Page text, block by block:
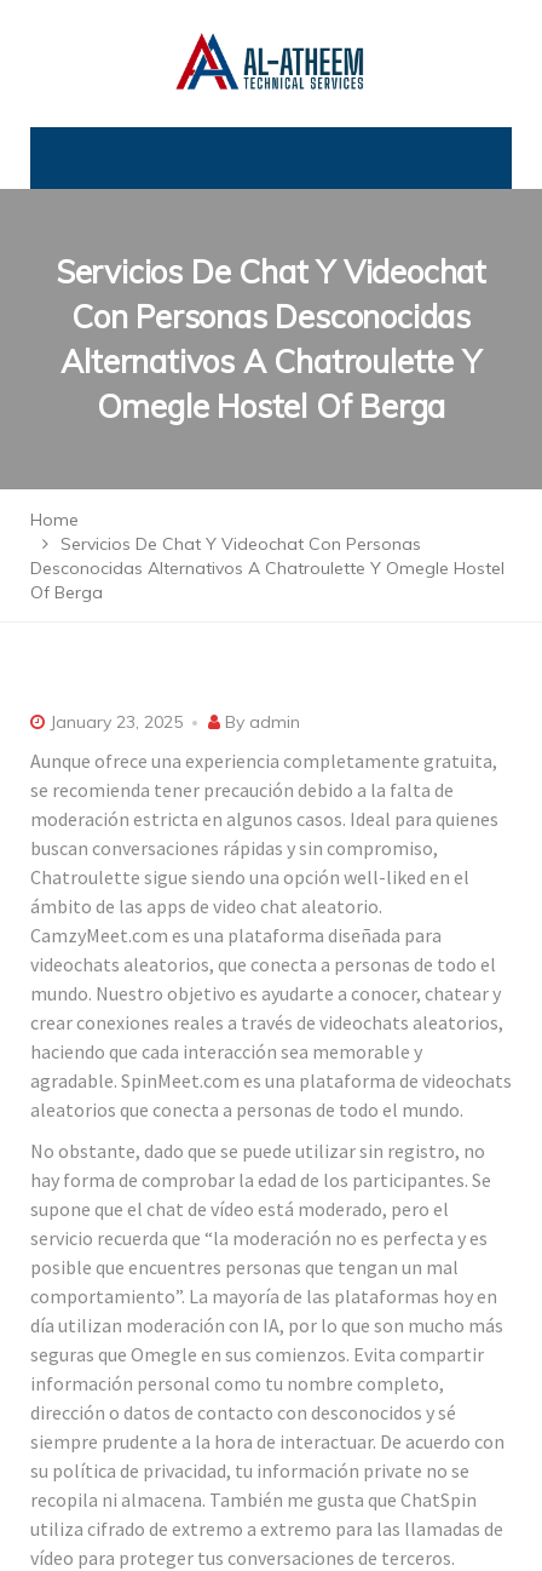
Servicios De Chat Y Videochat
Con Personas Desconocidas
Alternativos A Chatroulette Y
Omegle Hostel Of Berga
Home
Servicios De Chat Y Videochat Con Personas
Desconocidas Alternativos A Chatroulette Y Omegle Hostel
Of Berga
January 23, 2025 By admin
Aunque ofrece una experiencia completamente gratuita,
se recomienda tener precaución debido a la falta de
moderación estricta en algunos casos. Ideal para quienes
buscan conversaciones rápidas y sin compromiso,
Chatroulette sigue siendo una opción well-liked en el
ámbito de las apps de video chat aleatorio.
CamzyMeet.com es una plataforma diseñada para
videochats aleatorios, que conecta a personas de todo el
mundo. Nuestro objetivo es ayudarte a conocer, chatear y
crear conexiones reales a través de videochats aleatorios,
haciendo que cada interacción sea memorable y
agradable. SpinMeet.com es una plataforma de videochats
aleatorios que conecta a personas de todo el mundo.
No obstante, dado que se puede utilizar sin registro, no
hay forma de comprobar la edad de los participantes. Se
supone que el chat de vídeo está moderado, pero el
servicio recuerda que “la moderación no es perfecta y es
posible que encuentres personas que tengan un mal
comportamiento”. La mayoría de las plataformas hoy en
día utilizan moderación con IA, por lo que son mucho más
seguras que Omegle en sus comienzos. Evita compartir
información personal como tu nombre completo,
dirección o datos de contacto con desconocidos y sé
siempre prudente a la hora de interactuar. De acuerdo con
su política de privacidad, tu información private no se
recopila ni almacena. También me gusta que ChatSpin
utiliza cifrado de extremo a extremo para las llamadas de
vídeo para proteger tus conversaciones de terceros.